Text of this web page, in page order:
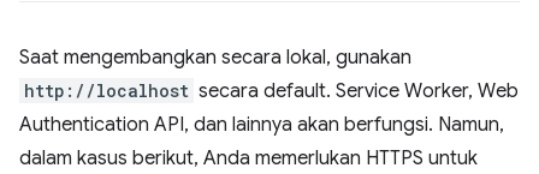
Saat mengembangkan secara lokal, gunakan
http://localhost secara default. Service Worker, Web
Authentication API, dan lainnya akan berfungsi. Namun,
dalam kasus berikut, Anda memerlukan HTTPS untuk